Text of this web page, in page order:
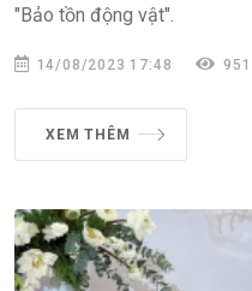
"Bảo tồn động vật".
14/08/2023 17:48 951
XEM THÊM